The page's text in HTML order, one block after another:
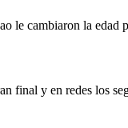
le cambiaron la
final y en redes los